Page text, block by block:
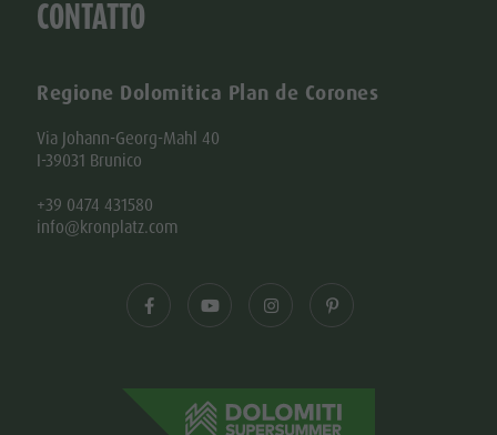
CONTATTO
Regione Dolomitica Plan de Corones
Via Johann-Georg-Mahl 40
I-39031 Brunico
+39 0474 431580
info@kronplatz.com